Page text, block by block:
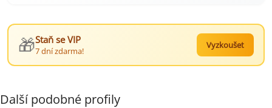
🎁Staň se VIP
7 dní zdarma!
Vyzkoušet
Další podobné profily